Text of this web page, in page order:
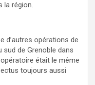
la région.
d’autres opérations de
sud de Grenoble dans
opératoire était le même
toujours aussi